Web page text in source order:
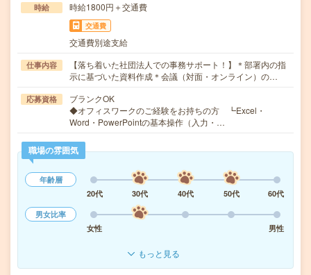
時給 時給1800円＋交通費
交通費
交通費別途支給
仕事内容
【落ち着いた社団法人での事務サポート！】＊部署内の指
示に基づいた資料作成＊会議（対面・オンライン）の…
応募資格
ブランクOK
◆オフィスワークのご経験をお持ちの方 ┗Excel・
Word・PowerPointの基本操作（入力・…
職場の雰囲気
年齢層
20代
30代 40代 50代
60代
男女比率
女性
男性
もっと見る